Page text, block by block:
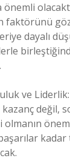
faktörünü
dayalı
ve
değil,
olmanın